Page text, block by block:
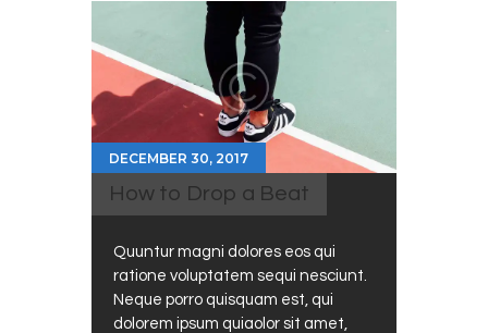
The Team
About
DECEMBER 30, 2017
How to Drop a Beat
Quuntur magni dolores eos qui
ratione voluptatem sequi nesciunt.
Neque porro quisquam est, qui
dolorem ipsum quiaolor sit amet,